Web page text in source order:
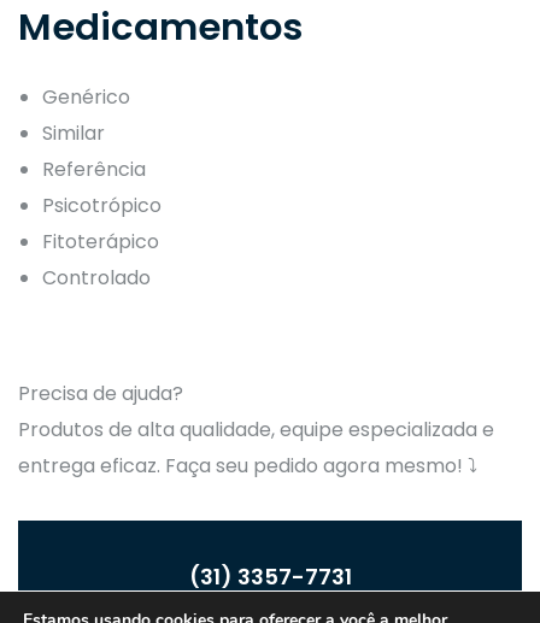
Medicamentos
Genérico
Similar
Referência
Psicotrópico
Fitoterápico
Controlado
Precisa de ajuda?
Produtos de alta qualidade, equipe especializada e
entrega eficaz. Faça seu pedido agora mesmo! ⤵
(31) 3357-7731